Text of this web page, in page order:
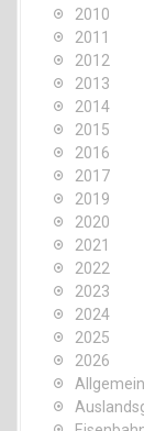
2010
2011
2012
2013
2014
2015
2016
2017
2019
2020
2021
2022
2023
2024
2025
2026
Allgemein